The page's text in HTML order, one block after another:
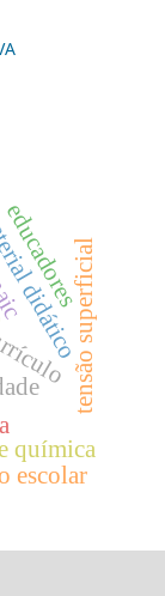
química
tensão superficial
escolar
educadores